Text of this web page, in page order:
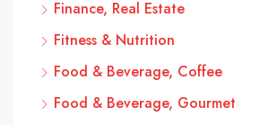
Finance, Real Estate
Fitness & Nutrition
Food & Beverage, Coffee
Food & Beverage, Gourmet